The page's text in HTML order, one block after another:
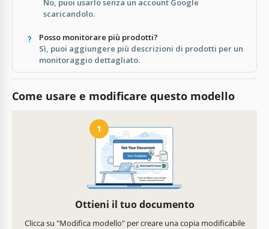
scaricandolo.
Posso monitorare più prodotti?
Sì, puoi aggiungere più descrizioni di prodotti per un
monitoraggio dettagliato.
Come usare e modificare questo modello
1
Ottieni il tuo documento
Clicca su "Modifica modello" per creare una copia modificabile